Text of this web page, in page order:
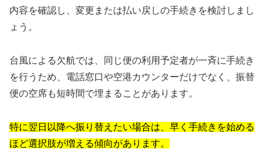
内容を確認し、変更または払い戻しの手続きを検討しまし
ょう。
台風による欠航では、同じ便の利用予定者が一斉に手続き
を行うため、電話窓口や空港カウンターだけでなく、振替
便の空席も短時間で埋まることがあります。
特に翌日以降へ振り替えたい場合は、早く手続きを始める
ほど選択肢が増える傾向があります。